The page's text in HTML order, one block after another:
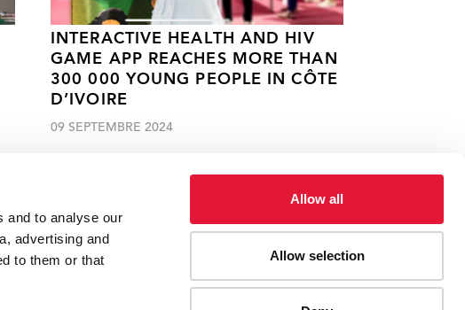
and to analyse our
advertising and
to them or that
Allow all
Allow selection
INTERACTIVE HEALTH AND HIV
GAME APP REACHES MORE THAN
300 000 YOUNG PEOPLE IN CÔTE
D’IVOIRE
09 SEPTEMBRE 2024
infographies, etc.
Les entreprises sociales et l’épargne aident